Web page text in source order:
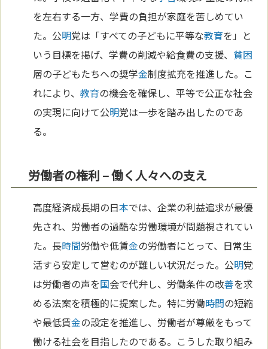
を左右する一方、学費の負担が家庭を苦しめてい
た。公明党は「すべての子どもに平等な教育を」と
いう目標を掲げ、学費の削減や給食費の支援、 貧困
層の子どもたちへの奨学金制度拡充を推進した。こ
れにより、教育の機会を確保し、平等で公正な社会
の実現に向けて公明党は一歩を踏み出したのであ
る。
労働者の権利 – 働く人々への支え
高度経済成長期の日本では、企業の利益追求が最優
先され、労働者の過酷な労働環境が問題視されてい
た。長時間労働や低賃金の労働者にとって、日常生
活すら安定して営むのが難しい状況だった。公明党
は労働者の声を国会で代弁し、労働条件の改善を求
める法案を積極的に提案した。特に労働時間の短縮
や最低賃金の設定を推進し、労働者が尊厳をもって
働ける社会を目指したのである。こうした取り組み